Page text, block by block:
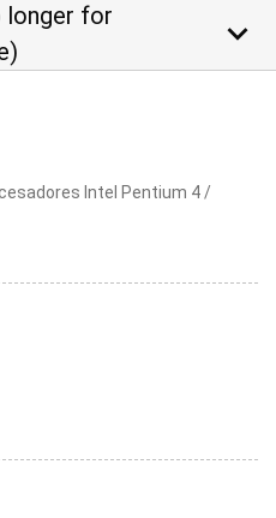
longer for
keyboard_arrow_down
Intel Pentium 4 /